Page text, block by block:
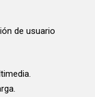
de usuario